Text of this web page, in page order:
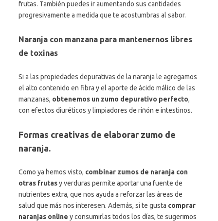
frutas. También puedes ir aumentando sus cantidades
progresivamente a medida que te acostumbras al sabor.
Naranja con manzana para mantenernos libres
de toxinas
Si a las propiedades depurativas de la naranja le agregamos
el alto contenido en fibra y el aporte de ácido málico de las
manzanas, obtenemos un zumo depurativo perfecto,
con efectos diuréticos y limpiadores de riñón e intestinos.
Formas creativas de elaborar zumo de
naranja.
Como ya hemos visto, combinar zumos de naranja con
otras frutasy verduras permite aportar una fuente de
nutrientes extra, que nos ayuda a reforzar las áreas de
salud que más nos interesen. Además, si te gusta comprar
naranjas online y consumirlas todos los días, te sugerimos